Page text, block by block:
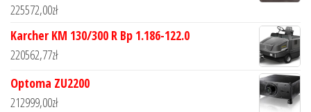
225572,00zł
Karcher KM 130/300 R Bp 1.186-122.0
220562,77zł
Optoma ZU2200
212999,00zł